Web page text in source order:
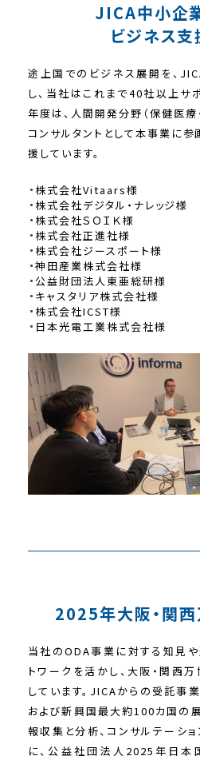
JICA中小企
ビジネス
途上国でのビジネス展開を、
し、当社はこれまで40社以上サ
年度は、人間開発分野（保健医療
コンサルタントとして本事業に参
援しています。
株式会社Vitaars様
株式会社デジタル・ナレッジ様
株式会社ＳＯＩＫ様
株式会社正進社様
株式会社ジースポート様
神田産業株式会社様
公益財団法人東亜総研様
キャスタリア株式会社様
株式会社ICST様
日本光電工業株式会社様
2025年大阪・関
当社のODA事業に対する知見
トワークを活かし、大阪・関西
しています。JICAからの受託事
および新興国最大約100カ国の
報収集と分析、コンサルテーショ
に、公益社団法人2025年日本